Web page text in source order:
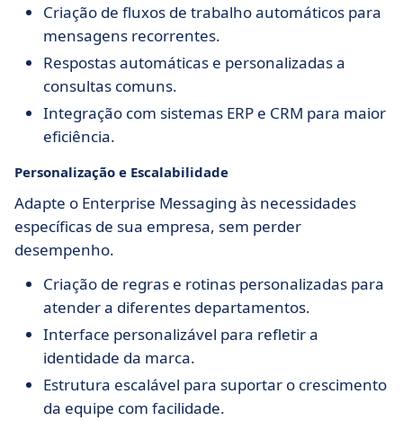
Criação de fluxos de trabalho automáticos para
mensagens recorrentes.
Respostas automáticas e personalizadas a
consultas comuns.
Integração com sistemas ERP e CRM para maior
eficiência.
Personalização e Escalabilidade
Adapte o Enterprise Messaging às necessidades
específicas de sua empresa, sem perder
desempenho.
Criação de regras e rotinas personalizadas para
atender a diferentes departamentos.
Interface personalizável para refletir a
identidade da marca.
Estrutura escalável para suportar o crescimento
da equipe com facilidade.